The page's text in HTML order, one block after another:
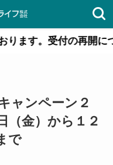
再開につきまして
ャンペーン２
（金）から１２
で